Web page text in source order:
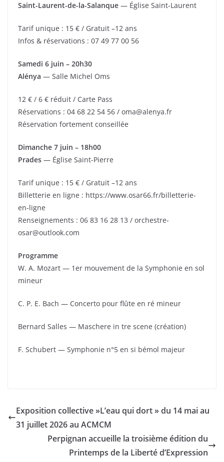
Saint-Laurent-de-la-Salanque — Église Saint-Laurent
Tarif unique : 15 € / Gratuit –12 ans
Infos & réservations : 07 49 77 00 56
Samedi 6 juin – 20h30
Alénya — Salle Michel Oms
12 € / 6 € réduit / Carte Pass
Réservations : 04 68 22 54 56 / oma@alenya.fr
Réservation fortement conseillée
Dimanche 7 juin – 18h00
Prades — Église Saint-Pierre
Tarif unique : 15 € / Gratuit –12 ans
Billetterie en ligne : https://www.osar66.fr/billetterie-
en-ligne
Renseignements : 06 83 16 28 13 / orchestre-
osar@outlook.com
Programme
W. A. Mozart — 1er mouvement de la Symphonie en sol
mineur
C. P. E. Bach — Concerto pour flûte en ré mineur
Bernard Salles — Maschere in tre scene (création)
F. Schubert — Symphonie n°5 en si bémol majeur
Exposition collective »L’eau qui dort » du 14 mai au
31 juillet 2026 au ACMCM
Perpignan accueille la troisième édition du
Printemps de la Liberté d’Expression